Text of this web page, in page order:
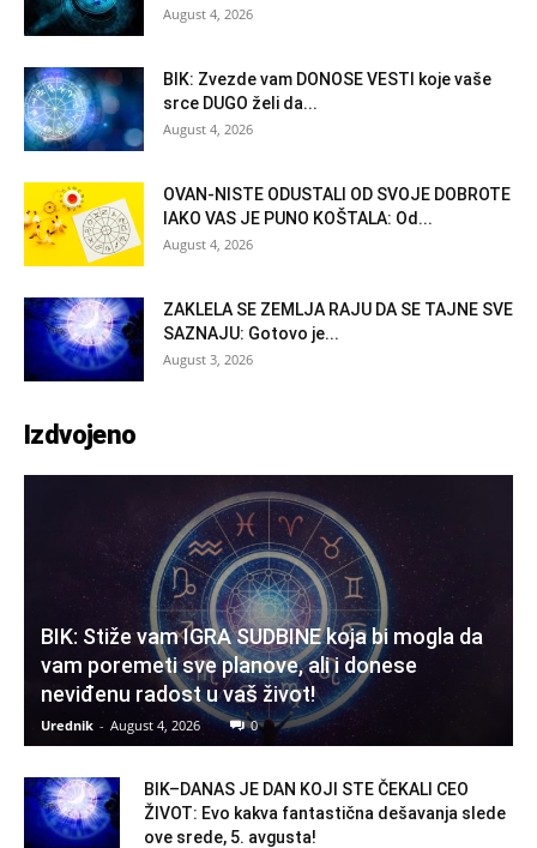
August 4, 2026
BIK: Zvezde vam DONOSE VESTI koje vaše
srce DUGO želi da...
August 4, 2026
OVAN-NISTE ODUSTALI OD SVOJE DOBROTE
IAKO VAS JE PUNO KOŠTALA: Od...
August 4, 2026
ZAKLELA SE ZEMLJA RAJU DA SE TAJNE SVE
SAZNAJU: Gotovo je...
August 3, 2026
Izdvojeno
BIK: Stiže vam IGRA SUDBINE koja bi mogla da
vam poremeti sve planove, ali i donese
neviđenu radost u vaš život!
Urednik - August 4, 2026 0
BIK–DANAS JE DAN KOJI STE ČEKALI CEO
ŽIVOT: Evo kakva fantastična dešavanja slede
ove srede, 5. avgusta!